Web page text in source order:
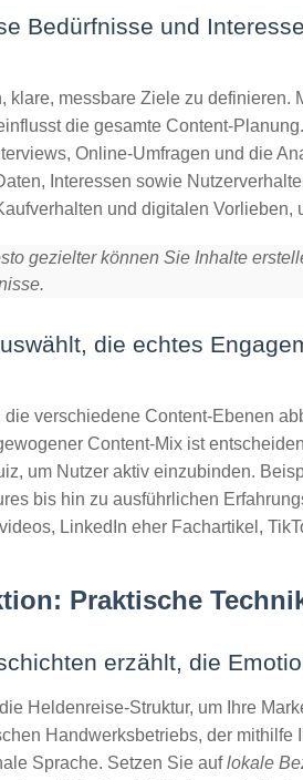
Bedürfnisse und
messbare Ziele zu
die gesamte Content-
, Online-Umfragen und die
Interessen sowie
und digitalen Vorlieben,
gezielter können Sie Inhalte
die echtes
verschiedene Content-Ebenen
Content-Mix ist
um Nutzer aktiv einzubinden.
bis hin zu ausführlichen
LinkedIn eher Fachartikel,
Praktische
erzählt, die
Heldenreise-Struktur, um Ihre
Handwerksbetriebs, der mithilfe
Sprache. Setzen Sie auflokale